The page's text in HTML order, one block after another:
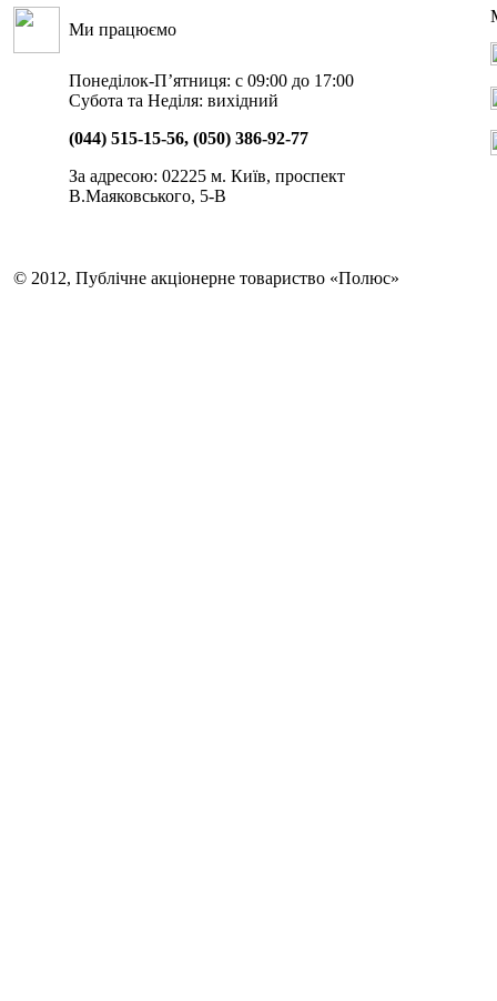
Ми працюємо
Понеділок-П’ятниця: с 09:00 до 17:00
Субота та Неділя: вихідний
(044) 515-15-56, (050) 386-92-77
За адресою: 02225 м. Київ, проспект
В.Маяковського, 5-В
© 2012, Публічне акціонерне товариство «Полюс»